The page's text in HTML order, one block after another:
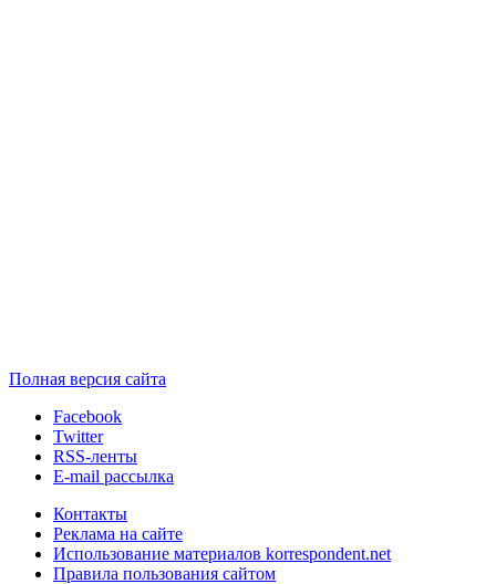
Полная версия сайта
Facebook
Twitter
RSS-ленты
E-mail рассылка
Контакты
Реклама на сайте
Использование материалов korrespondent.net
Правила пользования сайтом